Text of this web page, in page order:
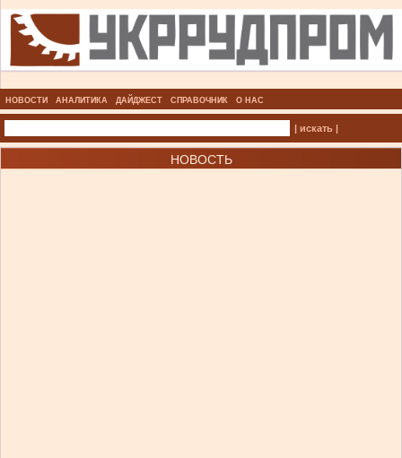
НОВОСТИ АНАЛИТИКА ДАЙДЖЕСТ СПРАВОЧНИК О НАС
| искать |
НОВОСТЬ